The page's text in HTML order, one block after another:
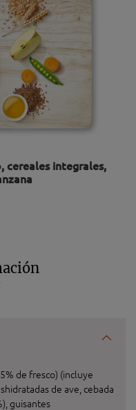
cereales integrales,
de fresco) (incluye
de ave, cebada
guisantes